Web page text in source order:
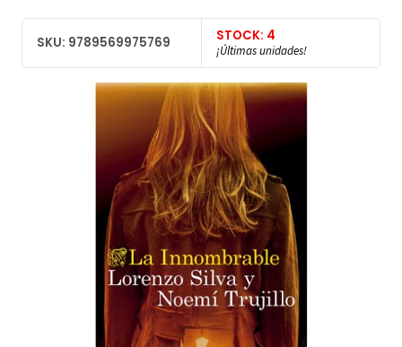
SKU: 9789569975769 STOCK: 4
¡Últimas unidades!